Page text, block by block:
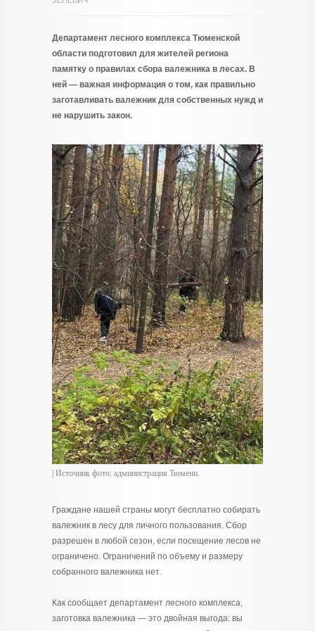
Департамент лесного комплекса Тюменской
области подготовил для жителей региона
памятку о правилах сбора валежника в лесах. В
ней — важная информация о том, как правильно
заготавливать валежник для собственных нужд и
не нарушить закон.
| Источник фото: администрация Тюмени.
Граждане нашей страны могут бесплатно собирать
валежник в лесу для личного пользования. Сбор
разрешен в любой сезон, если посещение лесов не
ограничено. Ограничений по объему и размеру
собранного валежника нет.
Как сообщает департамент лесного комплекса,
заготовка валежника — это двойная выгода: вы